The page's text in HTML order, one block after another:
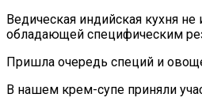
Ведическая индийская кухня
обладающей специфическим
Пришла очередь специй и
В нашем крем-супе приняли